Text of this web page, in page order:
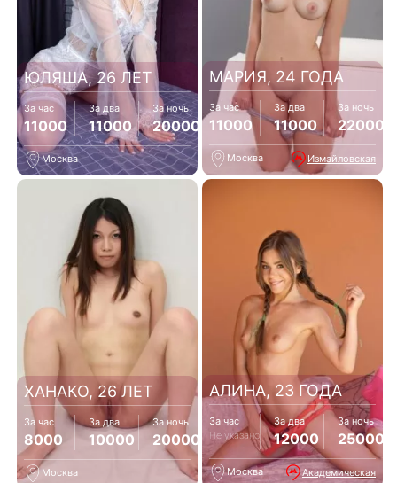
ЮЛЯША, 26 ЛЕТ
За час
11000
За два
11000
За ночь
20000
Москва
МАРИЯ, 24 ГОДА
За час
11000
За два
11000
За ночь
22000
Москва Измайловская
ХАНАКО, 26 ЛЕТ
За час
8000
За два
10000
За ночь
20000
Москва
АЛИНА, 23 ГОДА
За час
Не указано
За два
12000
За ночь
25000
Москва Академическая